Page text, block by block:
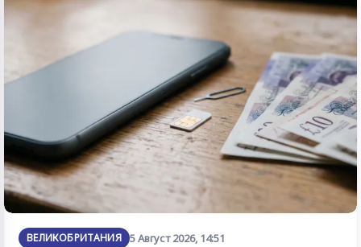
ВЕЛИКОБРИТАНИЯ 5 Август 2026, 14:51